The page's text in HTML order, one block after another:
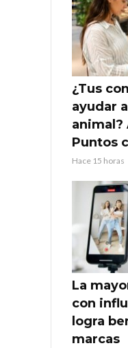
¿Tus
ayudar
animal?
Puntos
Hace 15 horas
La
con
logra
marcas